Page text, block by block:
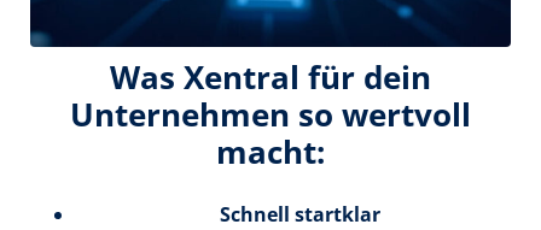
Was Xentral für dein
Unternehmen so wertvoll
macht:
Schnell startklar